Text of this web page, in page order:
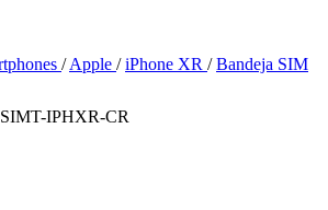
/Apple / iPhone XR / Bandeja SIM
SIMT-IPHXR-CR